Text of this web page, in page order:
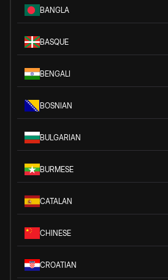
BANGLA
BASQUE
BENGALI
BOSNIAN
BULGARIAN
BURMESE
CATALAN
CHINESE
CROATIAN